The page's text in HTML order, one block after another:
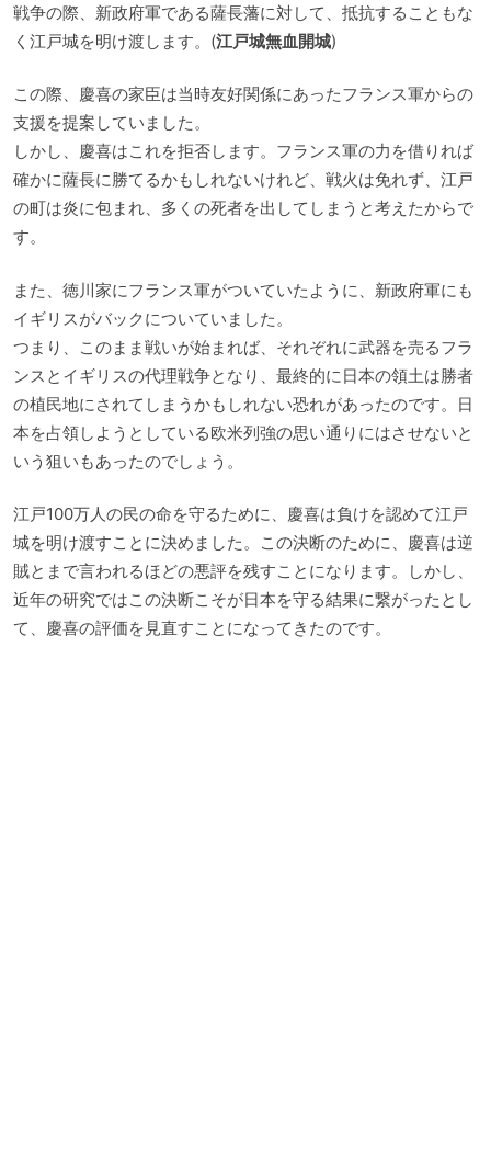
戦争の際、新政府軍である薩長藩に対して、抵抗することもな
く江戸城を明け渡します。(江戸城無血開城)
この際、慶喜の家臣は当時友好関係にあったフランス軍からの
支援を提案していました。
しかし、慶喜はこれを拒否します。フランス軍の力を借りれば
確かに薩長に勝てるかもしれないけれど、戦火は免れず、江戸
の町は炎に包まれ、多くの死者を出してしまうと考えたからで
す。
また、徳川家にフランス軍がついていたように、新政府軍にも
イギリスがバックについていました。
つまり、このまま戦いが始まれば、それぞれに武器を売るフラ
ンスとイギリスの代理戦争となり、最終的に日本の領土は勝者
の植民地にされてしまうかもしれない恐れがあったのです。日
本を占領しようとしている欧米列強の思い通りにはさせないと
いう狙いもあったのでしょう。
江戸100万人の民の命を守るために、慶喜は負けを認めて江戸
城を明け渡すことに決めました。この決断のために、慶喜は逆
賊とまで言われるほどの悪評を残すことになります。しかし、
近年の研究ではこの決断こそが日本を守る結果に繋がったとし
て、慶喜の評価を見直すことになってきたのです。